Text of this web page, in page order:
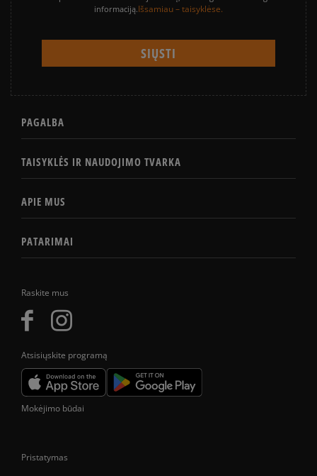
Raskite mus
Atsisiųskite programą
informaciją.Išsamiau – taisyklėse.
PAGALBA
TAISYKLĖS IR NAUDOJIMO TVARKA
APIE MUS
PATARIMAI
Mokėjimo būdai
Pristatymas